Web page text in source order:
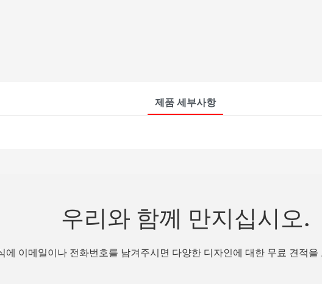
제품 세부사항
우리와 함께 만지십시오.
에 이메일이나 전화번호를 남겨주시면 다양한 디자인에 대한 무료 견적을